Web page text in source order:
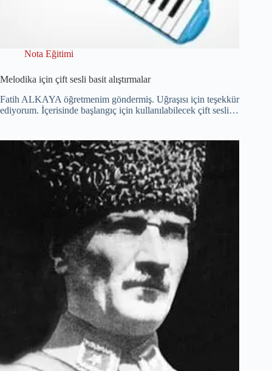
Nota Eğitimi
Melodika için çift sesli basit alıştırmalar
Fatih ALKAYA öğretmenim göndermiş. Uğraşısı için teşekkür
ediyorum. İçerisinde başlangıç için kullanılabilecek çift sesli…